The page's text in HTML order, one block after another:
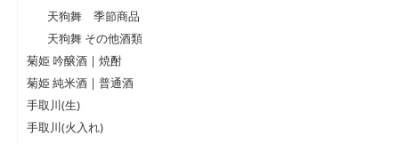
天狗舞 季節商品
天狗舞 その他酒類
菊姫 吟醸酒 | 焼酎
菊姫 純米酒 | 普通酒
手取川(生)
手取川(火入れ)